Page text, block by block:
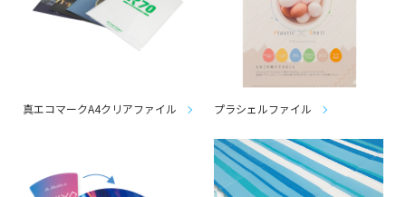
真エコマークA4クリアファイル プラシェルファイル